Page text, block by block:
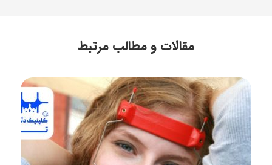
مقالات و مطالب مرتبط